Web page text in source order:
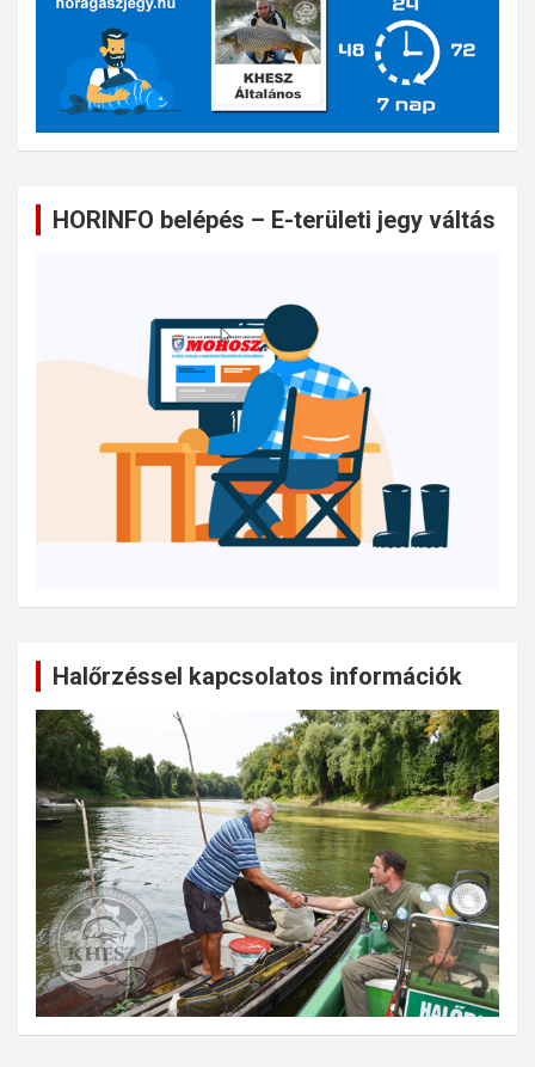
HORINFO belépés – E-területi jegy váltás
Halőrzéssel kapcsolatos információk